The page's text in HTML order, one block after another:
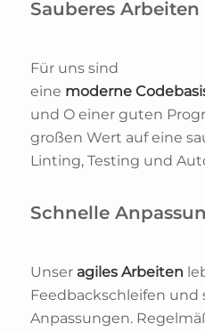
Sauberes Arbeiten
Für uns sind
eine moderne
und O einer guten
großen Wert auf eine
Linting, Testing und
Schnelle
Unser agiles Arbeiten
Feedbackschleifen und
Anpassungen.